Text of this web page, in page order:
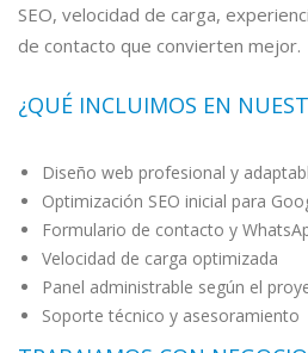
SEO, velocidad de carga,
de contacto que convierten mejor.
¿QUÉ INCLUIMOS EN
Diseño web profesional y
Optimización SEO inicial para
Formulario de contacto y
Velocidad de carga optimizada
Panel administrable según el
Soporte técnico y asesoramiento